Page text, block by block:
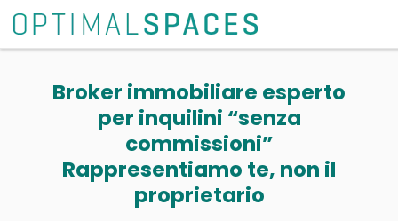
Broker immobiliare esperto
per inquilini “senza
commissioni”
Rappresentiamo te, non il
proprietario